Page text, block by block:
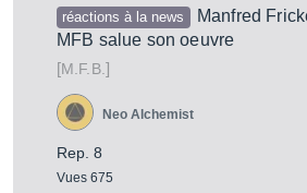
réactions à la news
Manfred
MFB salue son oeuvre
[M.F.B. ]
Rep. 8
Vues 675
Neo Alchemist